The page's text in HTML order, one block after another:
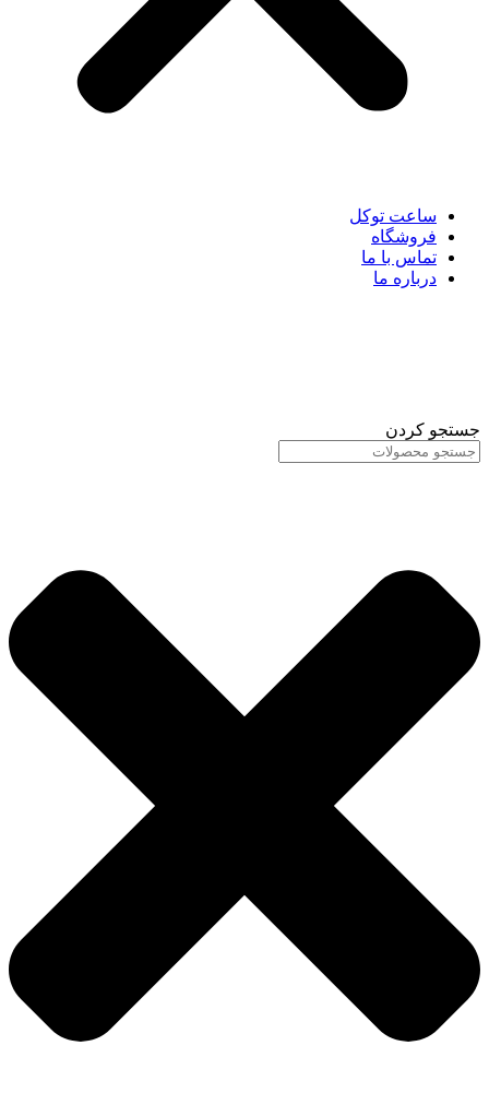
ساعت توکل
فروشگاه
تماس با ما
درباره ما
جستجو کردن